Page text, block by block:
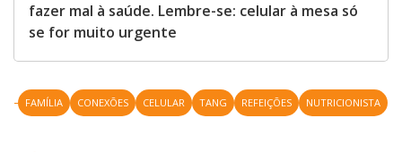
fazer mal à saúde. Lembre-se: celular à mesa só
se for muito urgente
FAMÍLIA CONEXÕES CELULAR TANG REFEIÇÕES NUTRICIONISTA